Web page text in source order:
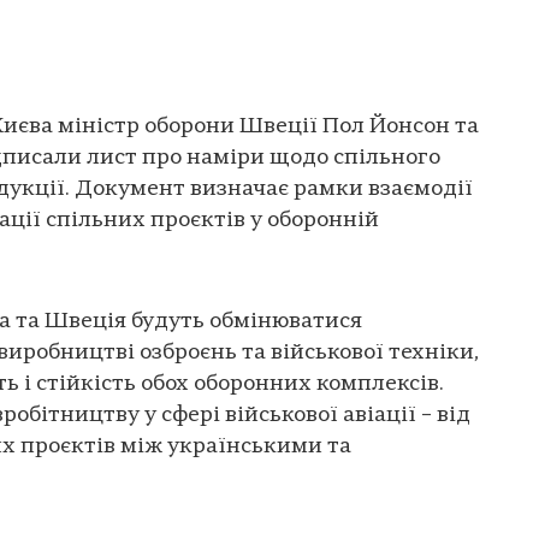
міністр оборони Швеції Пол Йонсон та
лист про наміри щодо спільного
Документ визначає рамки взаємодії
спільних проєктів у оборонній
та Швеція будуть обмінюватися
озброєнь та військової техніки,
і стійкість обох оборонних комплексів.
у сфері військової авіації – від
проєктів між українськими та